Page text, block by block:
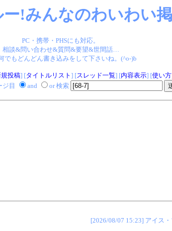
!みんなのわいわい
PC・携帯・PHSにも対応。
相談&問い合わせ&質問&要望&世間話…
でもどんどん書き込みをして下さいね。(^o-)b
投稿] [タイトルリスト ] [スレッド一覧] [内容表示] [使い方
ジ目 and or 検索
[2026/08/07 15:23] アイス